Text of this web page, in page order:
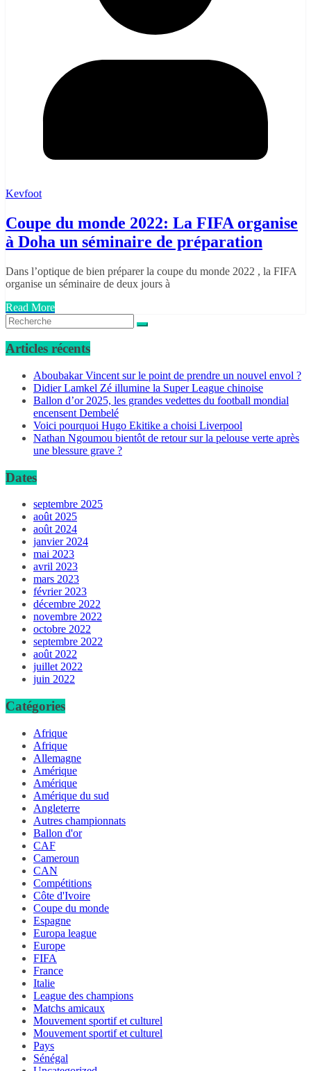
Kevfoot
Coupe du monde 2022: La FIFA organise
à Doha un séminaire de préparation
Dans l’optique de bien préparer la coupe du monde 2022 , la FIFA
organise un séminaire de deux jours à
Read More
Articles récents
Aboubakar Vincent sur le point de prendre un nouvel envol ?
Didier Lamkel Zé illumine la Super League chinoise
Ballon d’or 2025, les grandes vedettes du football mondial
encensent Dembelé
Voici pourquoi Hugo Ekitike a choisi Liverpool
Nathan Ngoumou bientôt de retour sur la pelouse verte après
une blessure grave ?
Dates
septembre 2025
août 2025
août 2024
janvier 2024
mai 2023
avril 2023
mars 2023
février 2023
décembre 2022
novembre 2022
octobre 2022
septembre 2022
août 2022
juillet 2022
juin 2022
Catégories
Afrique
Afrique
Allemagne
Amérique
Amérique
Amérique du sud
Angleterre
Autres championnats
Ballon d'or
CAF
Cameroun
CAN
Compétitions
Côte d'Ivoire
Coupe du monde
Espagne
Europa league
Europe
FIFA
France
Italie
League des champions
Matchs amicaux
Mouvement sportif et culturel
Mouvement sportif et culturel
Pays
Sénégal